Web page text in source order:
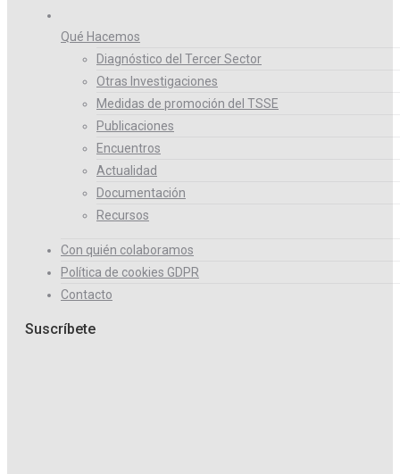
Qué Hacemos
Diagnóstico del Tercer Sector
Otras Investigaciones
Medidas de promoción del TSSE
Publicaciones
Encuentros
Actualidad
Documentación
Recursos
Con quién colaboramos
Política de cookies GDPR
Contacto
Suscríbete